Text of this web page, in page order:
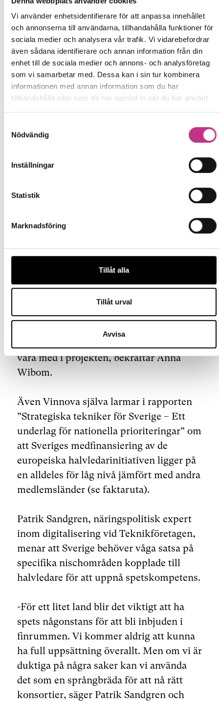
Vi använder enhetsidentifierare för att anpassa innehållet
och annonserna till användarna, tillhandahålla funktioner för
sociala medier och analysera vår trafik. Vi vidarebefordrar
även sådana identifierare och annan information från din
enhet till de sociala medier och annons- och analysföretag
som vi samarbetar med. Dessa kan i sin tur kombinera
informationen med annan information som du har
tillhandahållit eller som de har samlat in när du har använt
Nödvändig
Inställningar
Statistik
Marknadsföring
Tillåt alla
Tillåt urval
Avvisa
Mikael Östling, professor i fasta tillståndets
medfinansieringsåtagande inom Chips
lika stark bakgrund inom
halvledarexpertis. Vårt östra grannland är
dessutom med i alla fem beslutade
-Varje land måste in med statligt
vara med i projekten, bekräftar Anna
Wibom.
Även Vinnova själva larmar i rapporten
”Strategiska tekniker för Sverige – Ett
underlag för nationella prioriteringar” om
att Sveriges medfinansiering av de
europeiska halvledarinitiativen ligger på
en alldeles för låg nivå jämfört med andra
medlemsländer (se faktaruta).
Patrik Sandgren, näringspolitisk expert
inom digitalisering vid Teknikföretagen,
menar att Sverige behöver våga satsa på
specifika nischområden kopplade till
halvledare för att uppnå spetskompetens.
-För ett litet land blir det viktigt att ha
spets någonstans för att bli inbjuden i
finrummen. Vi kommer aldrig att kunna
ha full uppsättning överallt. Men om vi är
duktiga på några saker kan vi använda
det som en språngbräda för att nå rätt
konsortier, säger Patrik Sandgren och